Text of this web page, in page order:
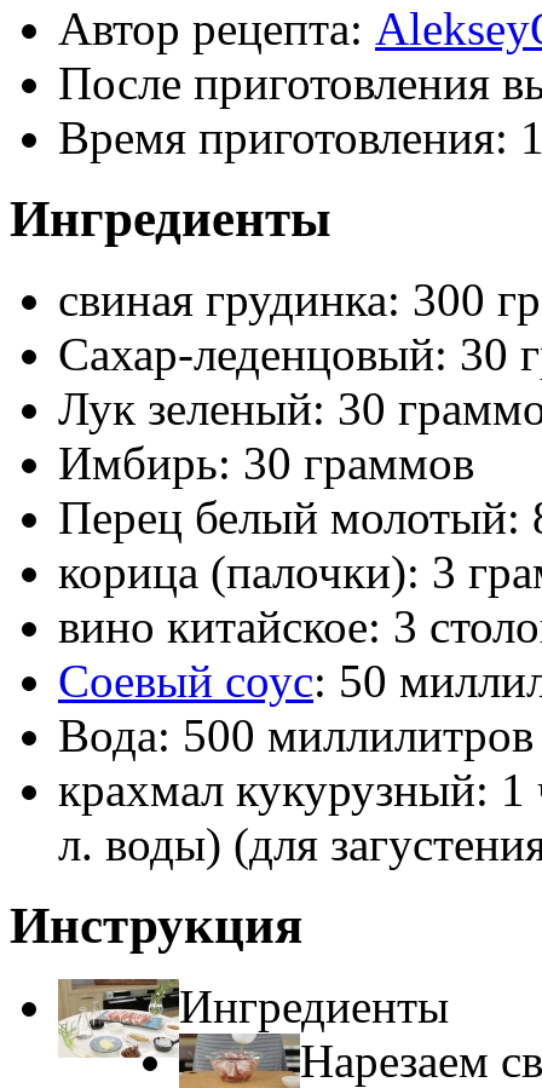
Автор рецепта:
После приготовления
Время приготовления:
Ингредиенты
свиная грудинка: 300
Сахар-леденцовый: 30
Лук зеленый: 30
Имбирь: 30 граммов
Перец белый молотый:
корица (палочки): 3
вино китайское: 3
Соевый соус: 50
Вода: 500 миллилитров
крахмал кукурузный: 1
л. воды) (для
Инструкция
Ингредиенты
Нарезаем